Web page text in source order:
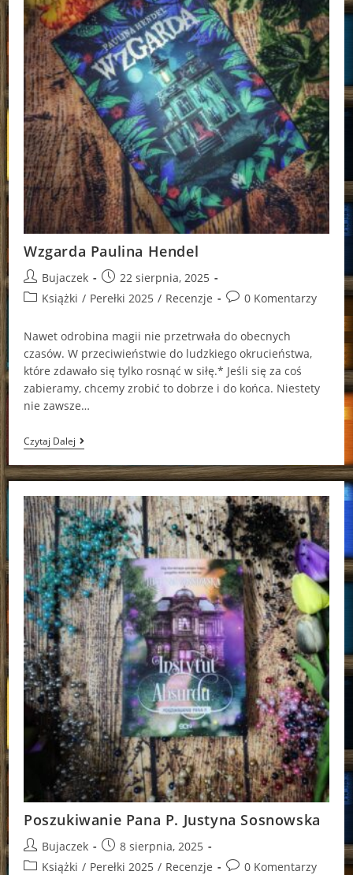
Wzgarda Paulina Hendel
Post
author:
Bujaczek
Post
published:
22 sierpnia, 2025
PostKsiążki / Perełki 2025 / Recenzje
Post0 Komentarzy
Nawet odrobina magii nie przetrwała do obecnych
czasów. W przeciwieństwie do ludzkiego okrucieństwa,
które zdawało się tylko rosnąć w siłę.* Jeśli się za coś
zabieramy, chcemy zrobić to dobrze i do końca. Niestety
nie zawsze…
Czytaj DalejWzgarda
Paulina
Hendel
Poszukiwanie Pana P. Justyna Sosnowska
Post
author:
Bujaczek
Post
published:
8 sierpnia, 2025
PostKsiążki / Perełki 2025 / Recenzje
Post0 Komentarzy